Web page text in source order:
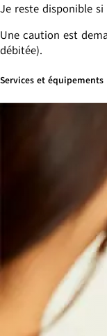
Je reste disponible
Une caution est
débitée).
Services et équipements